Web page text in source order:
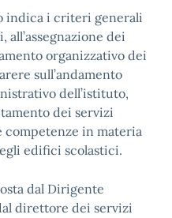
indica i criteri generali
all’assegnazione dei
organizzativo dei
sull’andamento
dell’istituto,
dei servizi
in materia
edifici scolastici.
dal Dirigente
direttore dei servizi